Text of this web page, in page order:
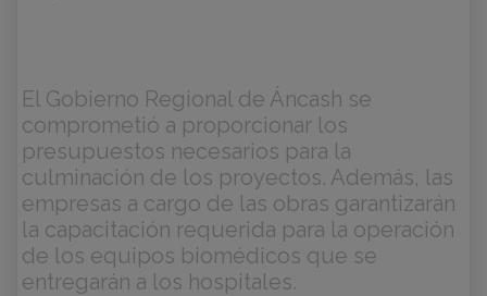
El Gobierno Regional de Áncash se
comprometió a proporcionar los
presupuestos necesarios para la
culminación de los proyectos. Además, las
empresas a cargo de las obras garantizarán
la capacitación requerida para la operación
de los equipos biomédicos que se
entregarán a los hospitales.